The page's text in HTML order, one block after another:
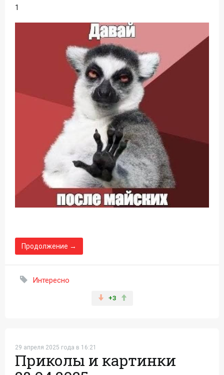
1
Продолжение →
Интересно
+3
29 апреля 2025 года в 16:21
Приколы и картинки